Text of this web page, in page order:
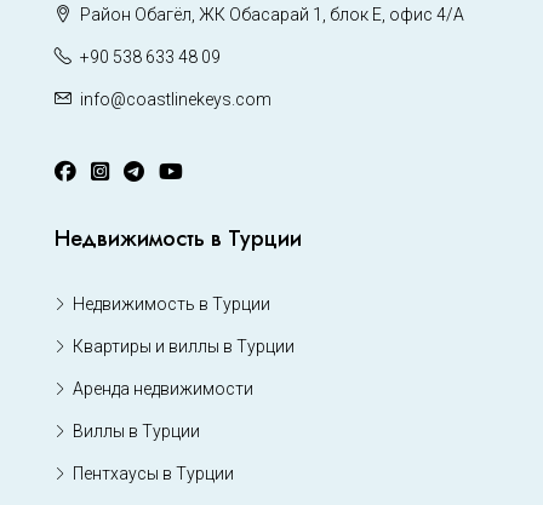
Район Обагёл, ЖК Обасарай 1, блок Е, офис 4/А
+90 538 633 48 09
info@coastlinekeys.com
Недвижимость в Турции
Недвижимость в Турции
Квартиры и виллы в Турции
Аренда недвижимости
Виллы в Турции
Пентхаусы в Турции